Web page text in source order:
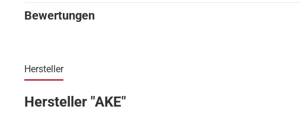
Bewertungen
Hersteller
Hersteller "AKE"